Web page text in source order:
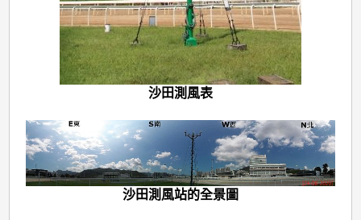
沙田測風表
沙田測風站的全景圖